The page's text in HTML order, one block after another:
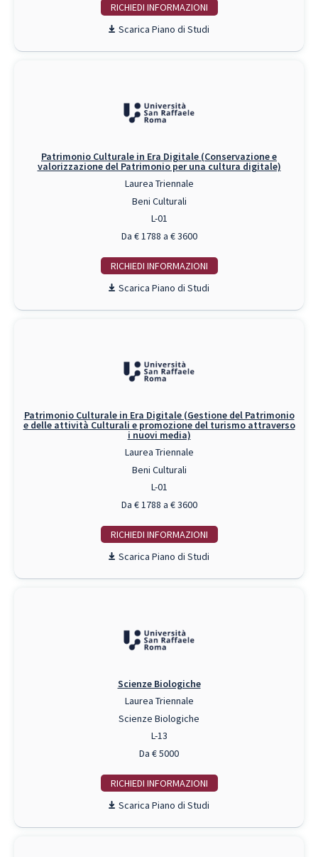
RICHIEDI INFO
Piano di Studi
Patrimonio Culturale in Era Digitale (Conservazione e
valorizzazione del Patrimonio per una cultura digitale)
Laurea Triennale
Beni Culturali
L-01
Da € 1788 a € 3600
RICHIEDI INFO
Piano di Studi
Patrimonio Culturale in Era Digitale (Gestione del Patrimonio
e delle attività Culturali e promozione del turismo attraverso
i nuovi media)
Laurea Triennale
Beni Culturali
L-01
Da € 1788 a € 3600
RICHIEDI INFO
Piano di Studi
Scienze Biologiche
Laurea Triennale
Scienze Biologiche
L-13
Da € 5000
RICHIEDI INFO
Piano di Studi